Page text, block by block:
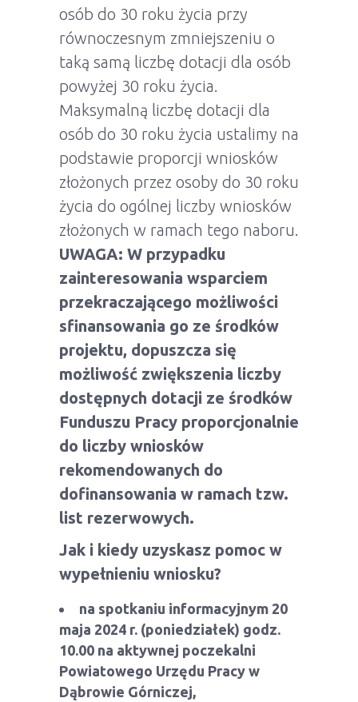
osób do 30 roku życia przy
równoczesnym zmniejszeniu o
taką samą liczbę dotacji dla osób
powyżej 30 roku życia.
Maksymalną liczbę dotacji dla
osób do 30 roku życia ustalimy na
podstawie proporcji wniosków
złożonych przez osoby do 30 roku
życia do ogólnej liczby wniosków
złożonych w ramach tego naboru.
UWAGA: W przypadku
zainteresowania wsparciem
przekraczającego możliwości
sfinansowania go ze środków
projektu, dopuszcza się
możliwość zwiększenia liczby
dostępnych dotacji ze środków
Funduszu Pracy proporcjonalnie
do liczby wniosków
rekomendowanych do
dofinansowania w ramach tzw.
list rezerwowych.
Jak i kiedy uzyskasz pomoc w
wypełnieniu wniosku?
na spotkaniu informacyjnym 20
maja 2024 r. (poniedziałek) godz.
10.00 na aktywnej poczekalni
Powiatowego Urzędu Pracy w
Dąbrowie Górniczej,